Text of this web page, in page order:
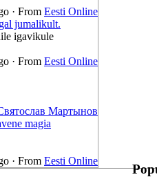
· From Eesti Online
jumalikult.
igavikule
· From Eesti Online
Мартынов
magia
· From Eesti Online